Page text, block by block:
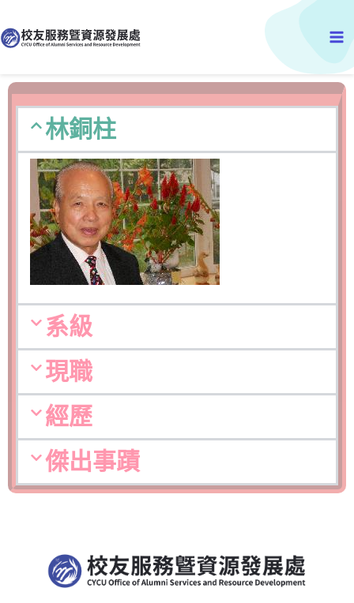
至
主
內
林銅柱
系級
現職
經歷
傑出事蹟